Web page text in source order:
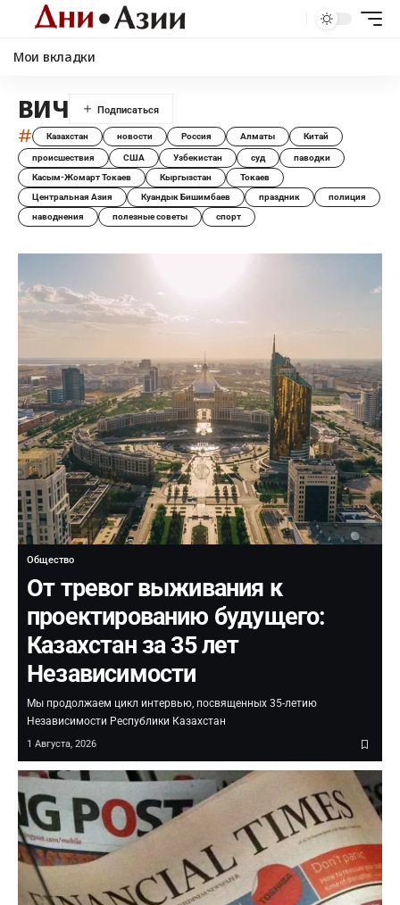
Мои вкладки
ВИЧ
# Казахстан новости Россия Алматы Китай
происшествия США Узбекистан суд
паводки
Касым-Жомарт Токаев
Кыргызстан
Токаев
Центральная Азия
Куандык Бишимбаев праздник
полиция
наводнения
полезные советы спорт
Общество
От тревог выживания к
проектированию будущего:
Казахстан за 35 лет
Независимости
Мы продолжаем цикл интервью, посвященных 35-летию
Независимости Республики Казахстан
1 Августа, 2026